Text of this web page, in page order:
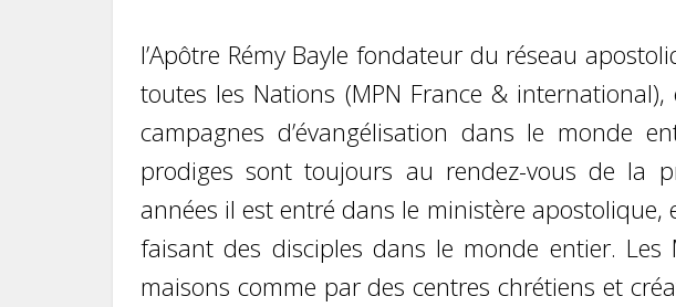
l’Apôtre Rémy Bayle fondateur du réseau
toutes les Nations (MPN France &
campagnes d’évangélisation dans le monde
prodiges sont toujours au rendez-vous de la
années il est entré dans le ministère
faisant des disciples dans le monde entier.
maisons comme par des centres chrétiens et